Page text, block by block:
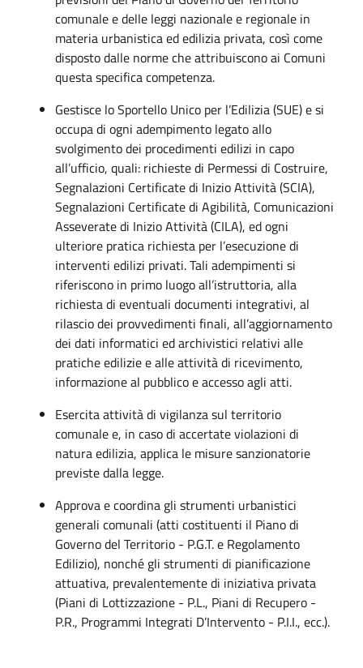
comunale e delle leggi nazionale e regionale in
materia urbanistica ed edilizia privata, così come
disposto dalle norme che attribuiscono ai Comuni
questa specifica competenza.
Gestisce lo Sportello Unico per l’Edilizia (SUE) e si
occupa di ogni adempimento legato allo
svolgimento dei procedimenti edilizi in capo
all’ufficio, quali: richieste di Permessi di Costruire,
Segnalazioni Certificate di Inizio Attività (SCIA),
Segnalazioni Certificate di Agibilità, Comunicazioni
Asseverate di Inizio Attività (CILA), ed ogni
ulteriore pratica richiesta per l’esecuzione di
interventi edilizi privati. Tali adempimenti si
riferiscono in primo luogo all’istruttoria, alla
richiesta di eventuali documenti integrativi, al
rilascio dei provvedimenti finali, all’aggiornamento
dei dati informatici ed archivistici relativi alle
pratiche edilizie e alle attività di ricevimento,
informazione al pubblico e accesso agli atti.
Esercita attività di vigilanza sul territorio
comunale e, in caso di accertate violazioni di
natura edilizia, applica le misure sanzionatorie
previste dalla legge.
Approva e coordina gli strumenti urbanistici
generali comunali (atti costituenti il Piano di
Governo del Territorio - P.G.T. e Regolamento
Edilizio), nonché gli strumenti di pianificazione
attuativa, prevalentemente di iniziativa privata
(Piani di Lottizzazione - P.L., Piani di Recupero -
P.R., Programmi Integrati D’Intervento - P.I.I., ecc.).